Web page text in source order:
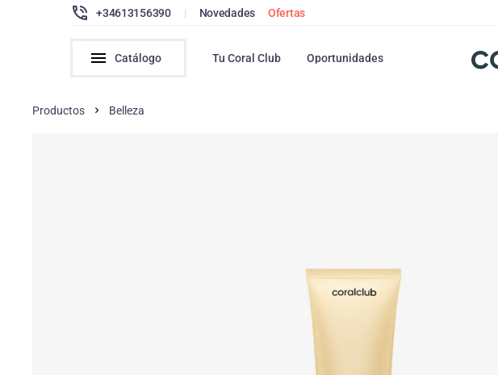
+34613156390 | Novedades Ofertas
Catálogo Tu Coral Club Oportunidades
Productos Belleza